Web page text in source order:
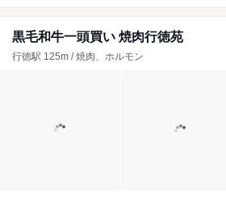
黒毛和牛一頭買い 焼肉行徳苑
行徳駅 125m / 焼肉、ホルモン